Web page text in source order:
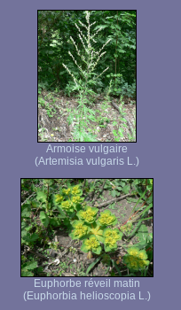
Armoise vulgaire
(Artemisia vulgaris L.)
Euphorbe réveil matin
(Euphorbia helioscopia L.)